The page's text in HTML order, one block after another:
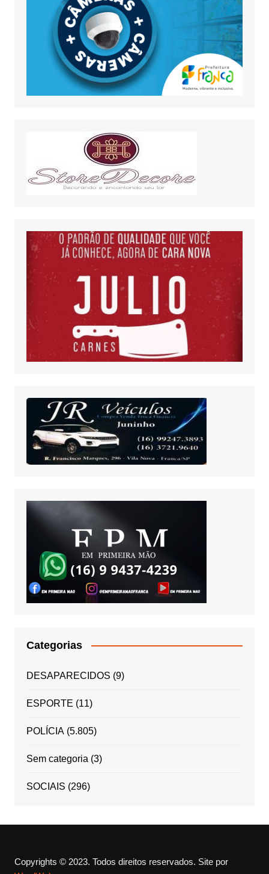
Categorias
DESAPARECIDOS (9)
ESPORTE (11)
POLÍCIA(5.805)
Sem categoria (3)
SOCIAIS (296)
Copyrights © 2023. Todos direitos reservados. Site por